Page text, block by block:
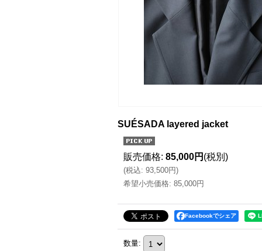
SUÉSADA layered jacket
販売価格: 85,000円 (税別)
(税込: 93,500円)
希望小売価格: 85,000円
Facebookでシェア
数量: